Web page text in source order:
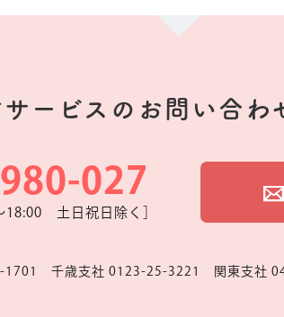
サービスの お問い合わ
027
18:00 土日祝日除く］
千歳支社 0123-25-3221 関東支社